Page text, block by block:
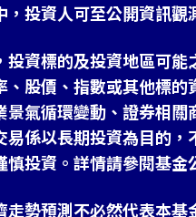
，投資人可至公開資訊觀
投資標的及投資地區可
、股價、指數或其他標的
景氣循環變動、證券相
易係以長期投資為目的
慎投資。詳情請參閱基金
走勢預測不必然代表本